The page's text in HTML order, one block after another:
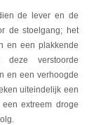
de lever en de
de stoelgang; het
en een plakkende
deze verstoorde
en een verhoogde
uiteindelijk een
extreem droge